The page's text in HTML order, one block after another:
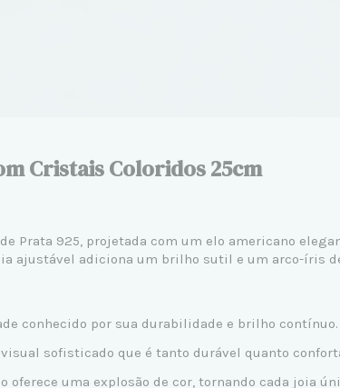
Cristais Coloridos 25cm
Prata 925, projetada com um elo americano
ajustável adiciona um brilho sutil e um arco-íris
conhecido por sua durabilidade e brilho contínuo.
sofisticado que é tanto durável quanto
oferece uma explosão de cor, tornando cada joia